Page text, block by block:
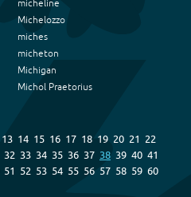
micheline
Michelozzo
miches
micheton
Michigan
Michol Praetorius
13 14 15 16 17 18 19 20 21 22
32 33 34 35 36 37 38 39 40 41
51 52 53 54 55 56 57 58 59 60